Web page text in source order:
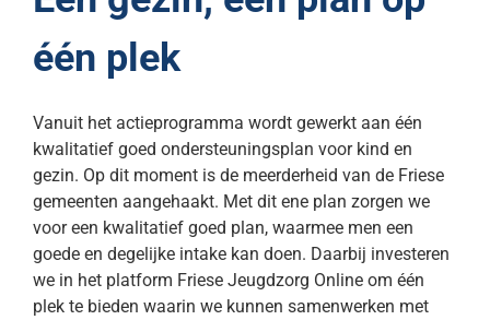
één plek
Vanuit het actieprogramma wordt gewerkt aan één
kwalitatief goed ondersteuningsplan voor kind en
gezin. Op dit moment is de meerderheid van de Friese
gemeenten aangehaakt. Met dit ene plan zorgen we
voor een kwalitatief goed plan, waarmee men een
goede en degelijke intake kan doen. Daarbij investeren
we in het platform Friese Jeugdzorg Online om één
plek te bieden waarin we kunnen samenwerken met